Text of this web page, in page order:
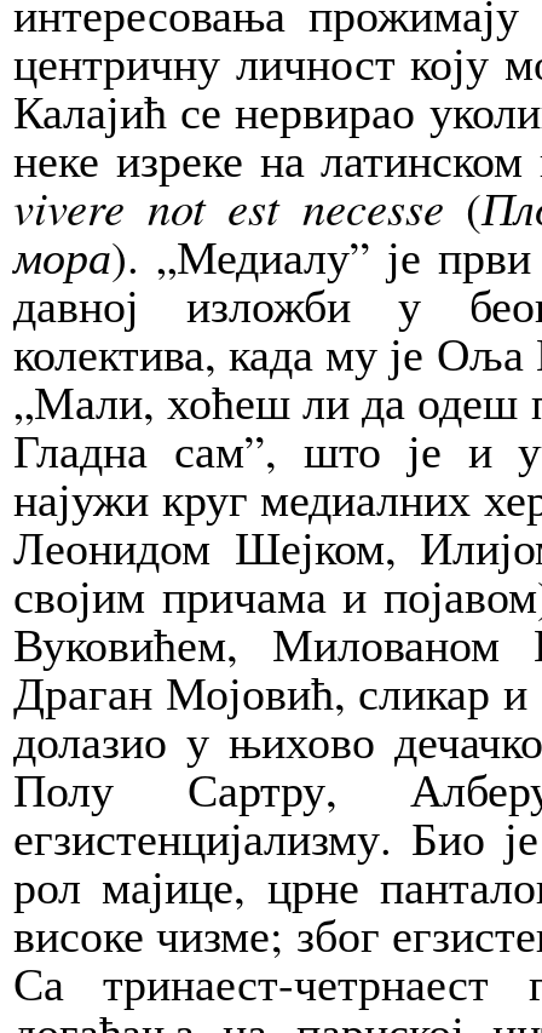
интересовања
центричну личност коју
Калајић се нервирао
неке изреке на
vivere not est necesse (
мора). „Медиалу” је
давној изложби у
колектива, када му је
„Мали, хоћеш ли да одеш
Гладна сам”, што је и
најужи круг медиалних
Леонидом Шејком,
својим причама и
Вуковићем,
Драган Мојовић, сликар
долазио у њихово
Полу Сартру,
егзистенцијализму. Био
рол мајице, црне
високе чизме; због
Са тринаест-